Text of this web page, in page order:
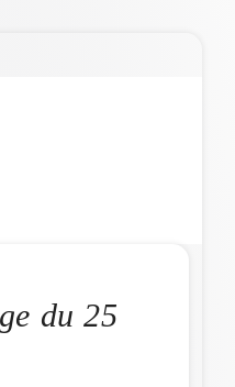
Penmarc'h
du 25